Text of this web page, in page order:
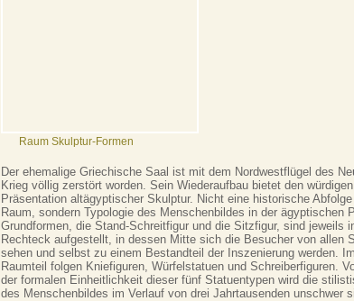
Raum Skulptur-Formen
Der ehemalige Griechische Saal ist mit dem Nordwestflügel des
Krieg völlig zerstört worden. Sein Wiederaufbau bietet den
Präsentation altägyptischer Skulptur. Nicht eine historische
Raum, sondern Typologie des Menschenbildes in der ägyptischen
Grundformen, die Stand-Schreitfigur und die Sitzfigur, sind jeweils
Rechteck aufgestellt, in dessen Mitte sich die Besucher von allen
sehen und selbst zu einem Bestandteil der Inszenierung werden.
Raumteil folgen Kniefiguren, Würfelstatuen und Schreiberfiguren.
der formalen Einheitlichkeit dieser fünf Statuentypen wird die
des Menschenbildes im Verlauf von drei Jahrtausenden unschwer